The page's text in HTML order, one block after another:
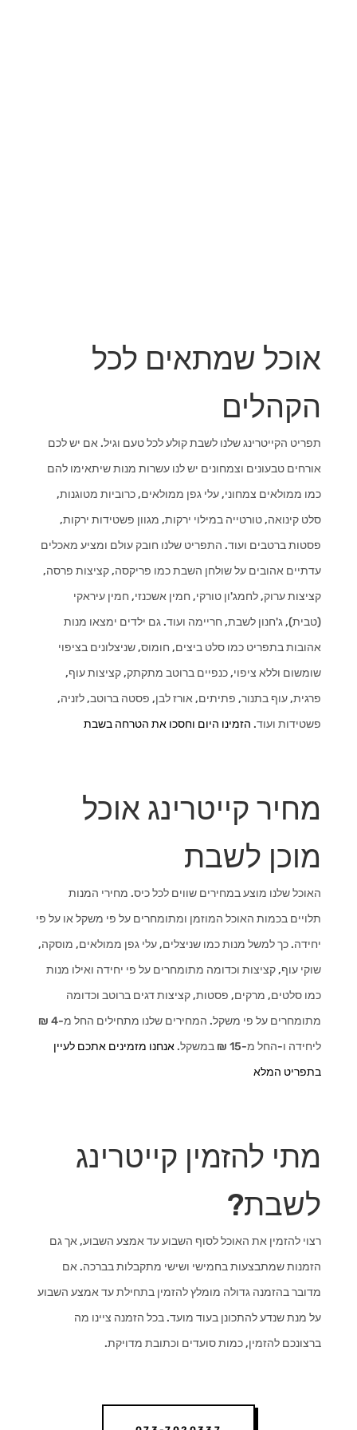
אוכל שמתאים לכל
הקהלים
תפריט הקייטרינג שלנו לשבת קולע לכל טעם וגיל. אם יש לכם
אורחים טבעונים וצמחונים יש לנו עשרות מנות שיתאימו להם
כמו ממולאים צמחוני, עלי גפן ממולאים, כרוביות מטוגנות,
סלט קינואה, טורטייה במילוי ירקות, מגוון פשטידות ירקות,
פסטות ברטבים ועוד. התפריט שלנו חובק עולם ומציע מאכלים
עדתיים אהובים על שולחן השבת כמו פריקסה, קציצות פרסה,
קציצות ערוק, לחמג'ון טורקי, חמין אשכנזי, חמין עיראקי
(טבית), ג'חנון לשבת, חריימה ועוד. גם ילדים ימצאו מנות
אהובות בתפריט כמו סלט ביצים, חומוס, שניצלונים בציפוי
שומשום וללא ציפוי, כנפיים ברוטב מתקתק, קציצות עוף,
פרגית, עוף בתנור, פתיתים, אורז לבן, פסטה ברוטב, לזניה,
פשטידות ועוד. הזמינו היום וחסכו את הטרחה בשבת
מחיר קייטרינג אוכל
מוכן לשבת
האוכל שלנו מוצע במחירים שווים לכל כיס. מחירי המנות
תלויים בכמות האוכל המוזמן ומתומחרים על פי משקל או על פי
יחידה. כך למשל מנות כמו שניצלים, עלי גפן ממולאים, מוסקה,
שוקי עוף, קציצות וכדומה מתומחרים על פי יחידה ואילו מנות
כמו סלטים, מרקים, פסטות, קציצות דגים ברוטב וכדומה
מתומחרים על פי משקל. המחירים שלנו מתחילים החל מ-4 ₪
ליחידה ו-החל מ-15 ₪ במשקל.
אנחנו מזמינים אתכם לעיין
בתפריט המלא
מתי להזמין קייטרינג
לשבת?
רצוי להזמין את האוכל לסוף השבוע עד אמצע השבוע, אך גם
הזמנות שמתבצעות בחמישי ושישי מתקבלות בברכה. אם
מדובר בהזמנה גדולה מומלץ להזמין בתחילת עד אמצע השבוע
על מנת שנדע להתכונן בעוד מועד. בכל הזמנה ציינו מה
ברצונכם להזמין, כמות סועדים וכתובת מדויקת.